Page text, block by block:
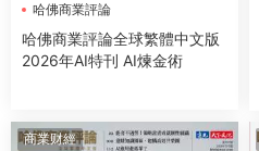
哈佛商業評論
哈佛商業評論全球繁體中文版
2026年AI特刊 AI煉金術
商業财經